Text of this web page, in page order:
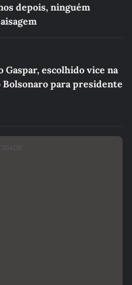
depois, ninguém
Gaspar, escolhido vice na
Bolsonaro para presidente